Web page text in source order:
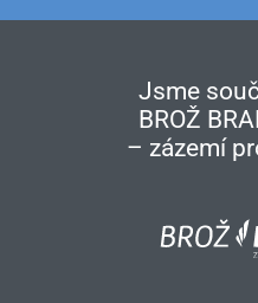
Jsme
BROŽ
– zázemí